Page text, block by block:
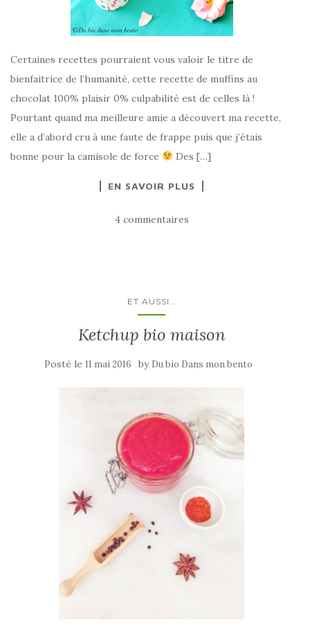
Certaines recettes pourraient vous valoir le titre de
bienfaitrice de l’humanité, cette recette de muffins au
chocolat 100% plaisir 0% culpabilité est de celles là !
Pourtant quand ma meilleure amie a découvert ma recette,
elle a d’abord cru à une faute de frappe puis que j’étais
bonne pour la camisole de force
Des […]
EN SAVOIR PLUS
4 commentaires
ET AUSSI…
Ketchup bio maison
Posté le 11 mai 2016 by Du bio Dans mon bento